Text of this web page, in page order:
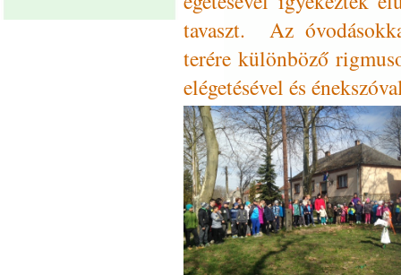
tavaszt. Az
terére különböző
elégetésével és